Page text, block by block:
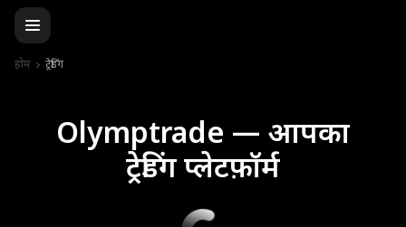
होम ट्रेडिंग
Olymptrade — आपका
ट्रेडिंग प्लेटफ़ॉर्म